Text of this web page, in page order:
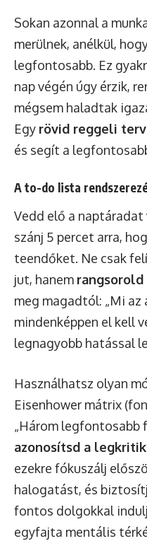
Sokan azonnal a
merülnek, anélkül,
legfontosabb. Ez
nap végén úgy érzik,
mégsem haladtak
Egy rövid reggeli
és segít a
A to-do lista
Vedd elő a
szánj 5 percet arra,
teendőket. Ne csak
jut, hanem
meg magadtól: „Mi az
mindenképpen el kell
legnagyobb hatással
Használhatsz olyan
Eisenhower mátrix
„Három legfontosabb
azonosítsd a
ezekre fókuszálj
halogatást, és
fontos dolgokkal
egyfajta mentális